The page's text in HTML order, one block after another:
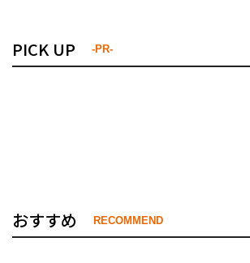
PICK UP -PR-
おすすめ RECOMMEND